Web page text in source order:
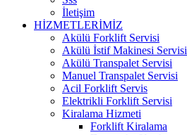
İletişim
HİZMETLERİMİZ
Akülü Forklift Servisi
Akülü İstif Makinesi Servisi
Akülü Transpalet Servisi
Manuel Transpalet Servisi
Acil Forklift Servis
Elektrikli Forklift Servisi
Kiralama Hizmeti
Forklift Kiralama